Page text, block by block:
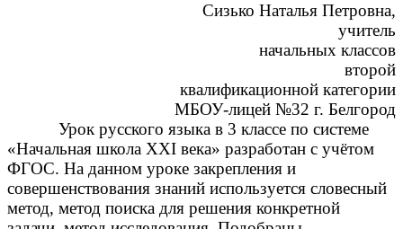
Сизько Наталья Петровна,
учитель
начальных классов
второй
квалификационной категории
МБОУ-лицей №32 г. Белгород
Урок русского языка в 3 классе по системе
«Начальная школа XXI века» разработан с учётом
ФГОС. На данном уроке закрепления и
совершенствования знаний используется словесный
метод, метод поиска для решения конкретной